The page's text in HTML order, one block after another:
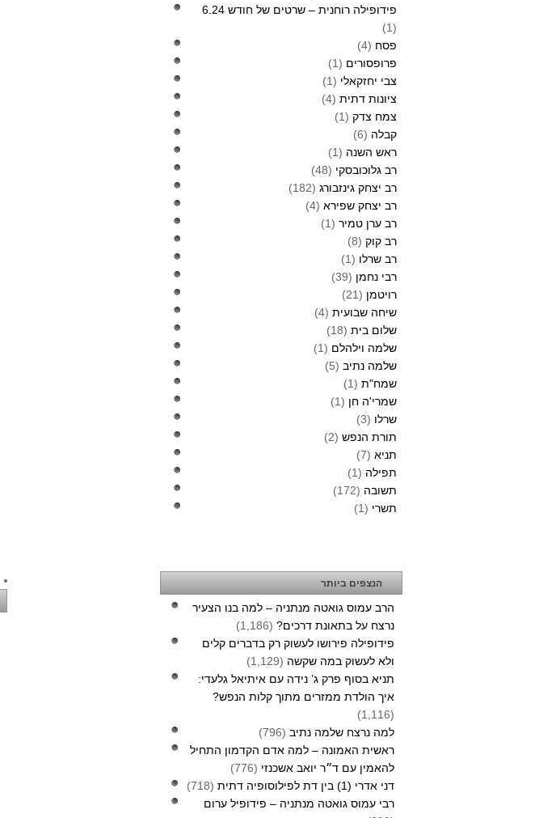
פידופילה רוחנית – שרטים של חודש 6.24
(1)
פסח (4)
פרופסורים (1)
צבי יחזקאלי (1)
ציונות דתית (4)
צמח צדק (1)
קבלה (6)
ראש השנה (1)
רב גלוכובסקי (48)
רב יצחק גינזבורג (182)
רב יצחק שפירא (4)
רב ערן טמיר (1)
רב קוק (8)
רב שרלו (1)
רבי נחמן (39)
רויטמן (21)
שיחה שבועית (4)
שלום בית (18)
שלמה וילהלם (1)
שלמה נתיב (5)
שמח"ת (1)
שמרי'ה חן (1)
שרלו (3)
תורת הנפש (2)
תניא (7)
תפילה (1)
תשובה (172)
תשרי (1)
הנצפים ביותר
הרב עמוס גואטה מנתניה – למה בנו הצעיר
נרצח על בתאונת דרכים? (1,186)
פידופילה פירושו לעשוק רק בדברים קלים
ולא לעשוק במה שקשה (1,129)
תניא בסוף פרק ג’ נידה עם איתיאל גלעדי:
איך הולדת ממזרים מתוך קלות הנפש?
(1,116)
למה נרצח שלמה נתיב (796)
ראשית האמונה – למה אדם הקדמון התחיל
להאמין עם ד״ר יואב אשכנזי (776)
דני אדרי (1) בין דת לפילוסופיה דתית
(718)
רבי עמוס גואטה מנתניה – פידופיל ערום